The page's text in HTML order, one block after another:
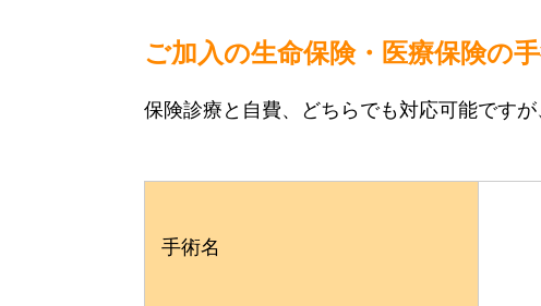
ご加入の生命保険・医療保険の
保険診療と自費、どちらでも対応可能です
手術名